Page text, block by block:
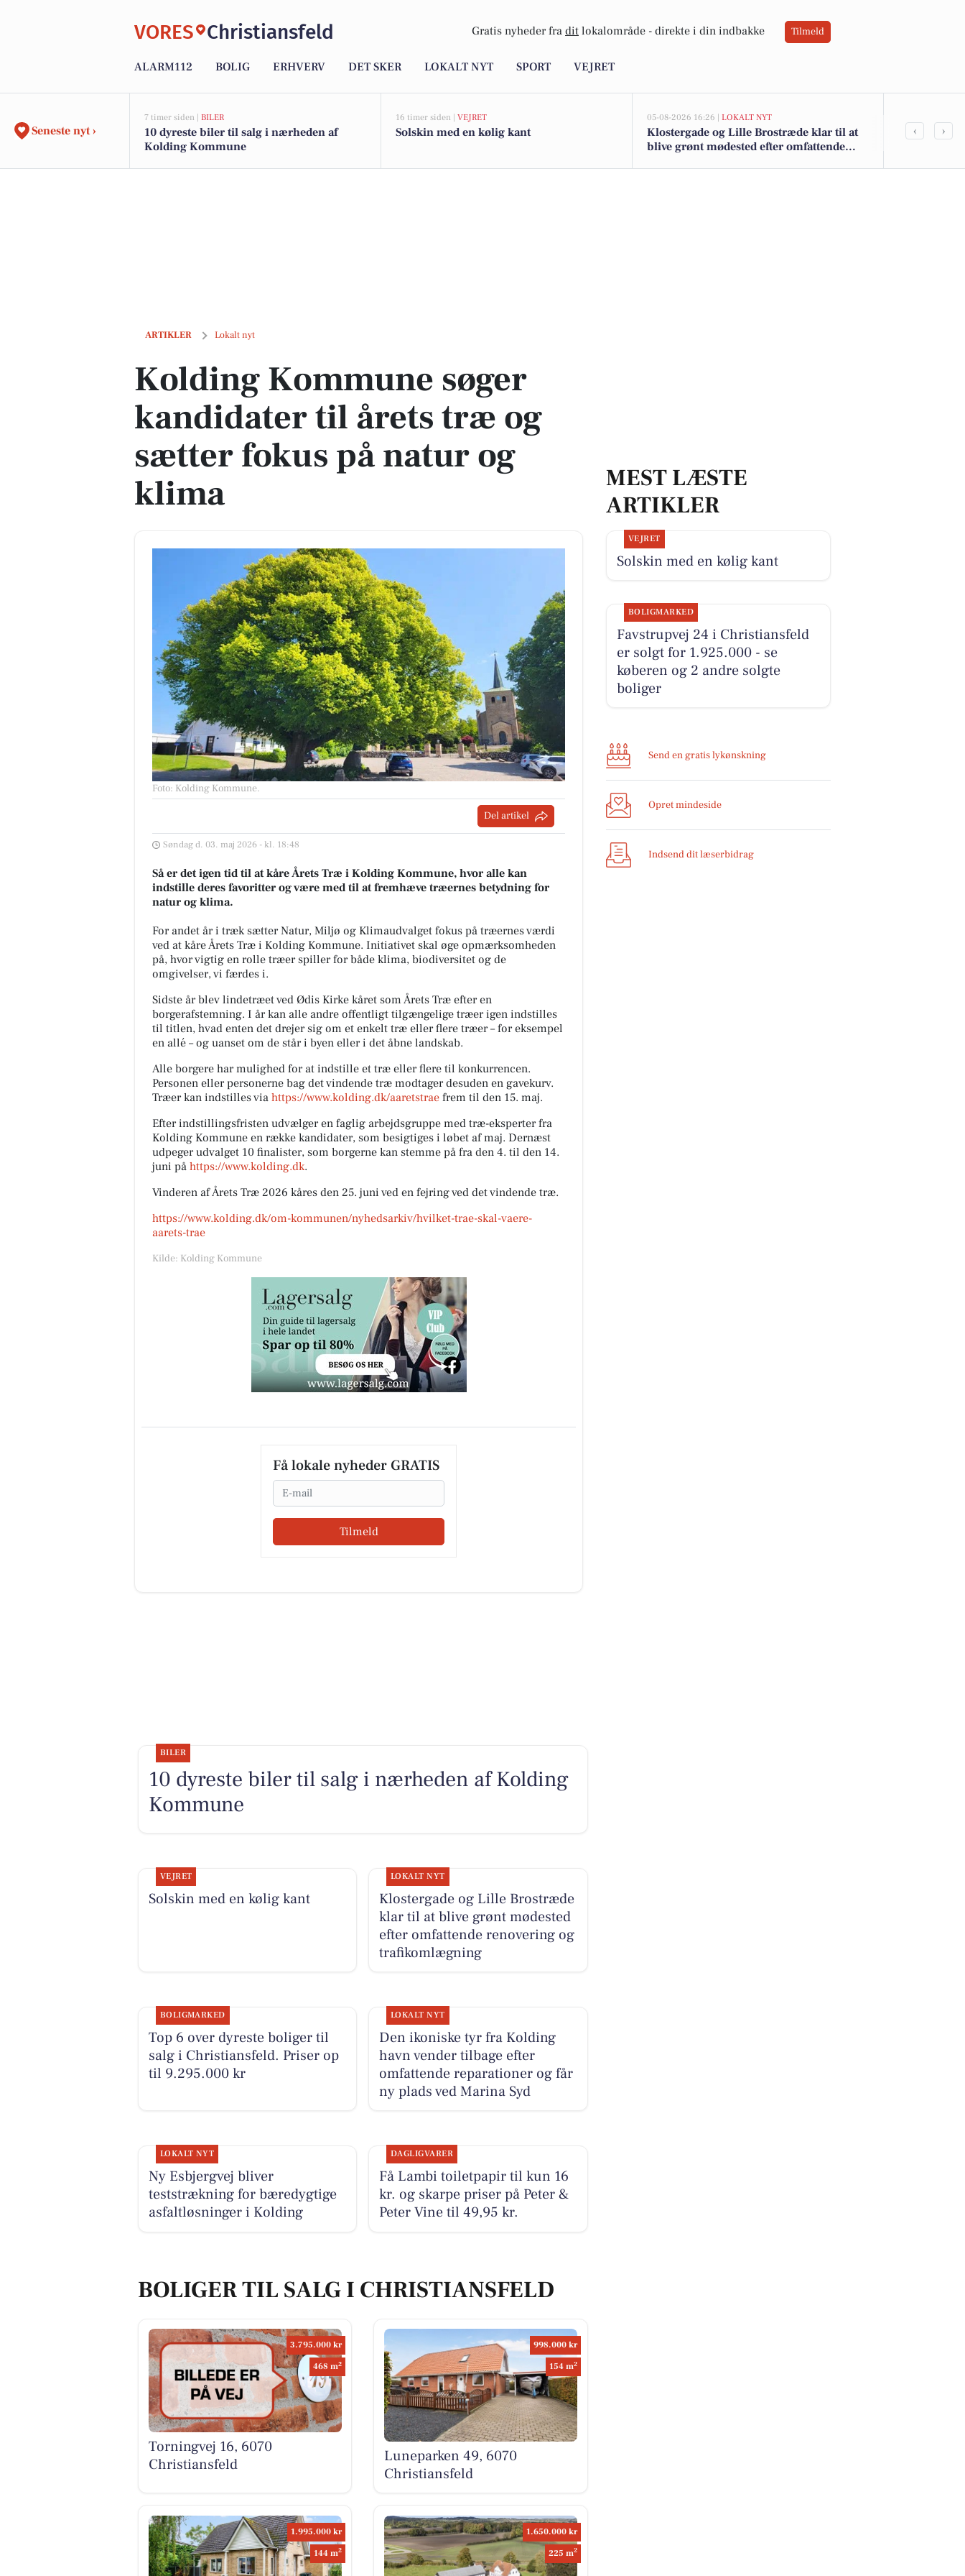
VORES Christiansfeld Gratis nyheder fra dit lokalområde - direkte i din indbakke Tilmeld
ALARM112 BOLIG ERHVERV DET SKER LOKALT NYT SPORT VEJRET
Seneste nyt ›
7 timer siden | BILER
10 dyreste biler til salg i nærheden af
Kolding Kommune
16 timer siden | VEJRET
Solskin med en kølig kant
05-08-2026 16:26 | LOKALT NYT
Klostergade og Lille Brostræde klar til at
blive grønt mødested efter omfattende
Top 6 over
‹ ›
ARTIKLER Lokalt nyt
Kolding Kommune søger kandidater til årets træ og sætter fokus på natur og klima
Kolding Kommune søger
kandidater til årets træ og
sætter fokus på natur og
klima
Foto: Kolding Kommune.
Del artikel
Søndag d. 03. maj 2026 - kl. 18:48
Så er det igen tid til at kåre Årets Træ i Kolding Kommune, hvor alle kan
indstille deres favoritter og være med til at fremhæve træernes betydning for
natur og klima.
For andet år i træk sætter Natur, Miljø og Klimaudvalget fokus på træernes værdi
ved at kåre Årets Træ i Kolding Kommune. Initiativet skal øge opmærksomheden
på, hvor vigtig en rolle træer spiller for både klima, biodiversitet og de
omgivelser, vi færdes i.
Sidste år blev lindetræet ved Ødis Kirke kåret som Årets Træ efter en
borgerafstemning. I år kan alle andre offentligt tilgængelige træer igen indstilles
til titlen, hvad enten det drejer sig om et enkelt træ eller flere træer – for eksempel
en allé – og uanset om de står i byen eller i det åbne landskab.
Alle borgere har mulighed for at indstille et træ eller flere til konkurrencen.
Personen eller personerne bag det vindende træ modtager desuden en gavekurv.
Træer kan indstilles via https://www.kolding.dk/aaretstrae frem til den 15. maj.
Efter indstillingsfristen udvælger en faglig arbejdsgruppe med træ-eksperter fra
Kolding Kommune en række kandidater, som besigtiges i løbet af maj. Dernæst
udpeger udvalget 10 finalister, som borgerne kan stemme på fra den 4. til den 14.
juni på https://www.kolding.dk.
Vinderen af Årets Træ 2026 kåres den 25. juni ved en fejring ved det vindende træ.
https://www.kolding.dk/om-kommunen/nyhedsarkiv/hvilket-trae-skal-vaere-
aarets-trae
Kilde: Kolding Kommune
Få lokale nyheder GRATIS
Email
Tilmeld
MEST LÆSTE
ARTIKLER
VEJRET
Solskin med en kølig kant
BOLIGMARKED
Favstrupvej 24 i Christiansfeld
er solgt for 1.925.000 - se
køberen og 2 andre solgte
boliger
Send en gratis lykønskning
Opret mindeside
Indsend dit læserbidrag
BILER
10 dyreste biler til salg i nærheden af Kolding
Kommune
VEJRET
Solskin med en kølig kant
LOKALT NYT
Klostergade og Lille Brostræde
klar til at blive grønt mødested
efter omfattende renovering og
trafikomlægning
BOLIGMARKED
Top 6 over dyreste boliger til
salg i Christiansfeld. Priser op
til 9.295.000 kr
LOKALT NYT
Den ikoniske tyr fra Kolding
havn vender tilbage efter
omfattende reparationer og får
ny plads ved Marina Syd
LOKALT NYT
Ny Esbjergvej bliver
teststrækning for bæredygtige
asfaltløsninger i Kolding
DAGLIGVARER
Få Lambi toiletpapir til kun 16
kr. og skarpe priser på Peter &
Peter Vine til 49,95 kr.
BOLIGER TIL SALG I CHRISTIANSFELD
3.795.000 kr
468 m2
Torningvej 16, 6070
Christiansfeld
998.000 kr
154 m2
Luneparken 49, 6070
Christiansfeld
1.995.000 kr
144 m2
1.650.000 kr
225 m2